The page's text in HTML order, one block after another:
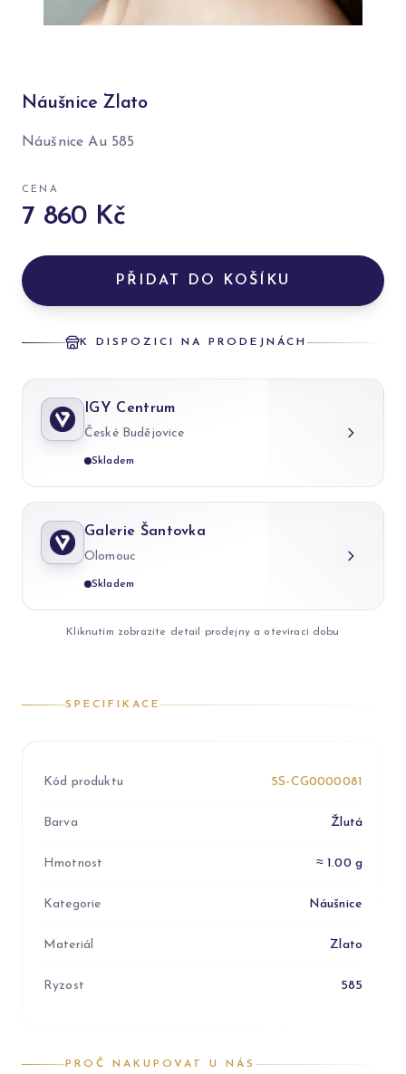
Náušnice Zlato
Náušnice Au 585
CENA
7 860 Kč
PŘIDAT DO KOŠÍKU
K DISPOZICI NA PRODEJNÁCH
IGY Centrum
České Budějovice
Skladem
Galerie Šantovka
Olomouc
Skladem
Kliknutím zobrazíte detail prodejny a otevírací dobu
SPECIFIKACE
Kód produktu 5S-CG0000081
Barva Žlutá
Hmotnost ≈ 1.00 g
Kategorie Náušnice
Materiál Zlato
Ryzost 585
PROČ NAKUPOVAT U NÁS